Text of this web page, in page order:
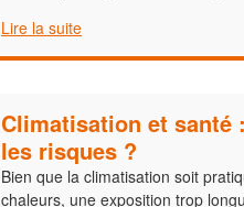
Lire la suite
Climatisation et santé
les risques ?
Bien que la climatisation soit
chaleurs, une exposition trop